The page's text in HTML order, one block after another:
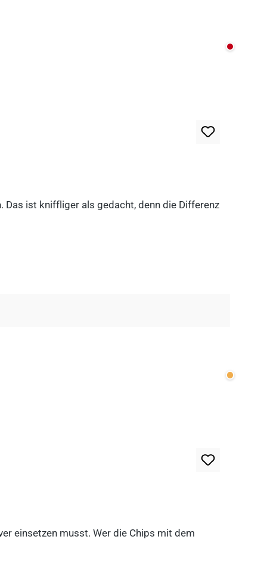
Nicht
Das ist kniffliger als gedacht, denn die Differenz
Wenige
einsetzen musst. Wer die Chips mit dem